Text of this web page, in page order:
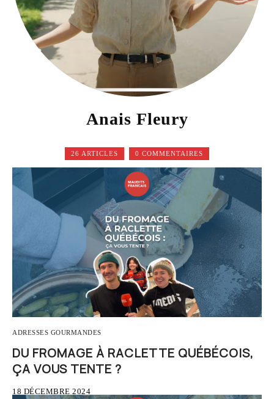
Anais Fleury
26 ARTICLES 0 COMMENTAIRES
ADRESSES GOURMANDES
DU FROMAGE À RACLETTE QUÉBÉCOIS,
ÇA VOUS TENTE ?
18 DÉCEMBRE 2024